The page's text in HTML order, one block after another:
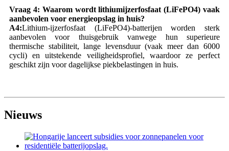
Vraag 4: Waarom wordt lithiumijzerfosfaat (LiFePO4) vaak
aanbevolen voor energieopslag in huis?
A4:Lithium-ijzerfosfaat (LiFePO4)-batterijen worden sterk
aanbevolen voor thuisgebruik vanwege hun superieure
thermische stabiliteit, lange levensduur (vaak meer dan 6000
cycli) en uitstekende veiligheidsprofiel, waardoor ze perfect
geschikt zijn voor dagelijkse piekbelastingen in huis.
Nieuws